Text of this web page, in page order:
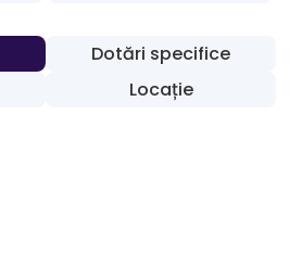
Dotări specifice
Locație